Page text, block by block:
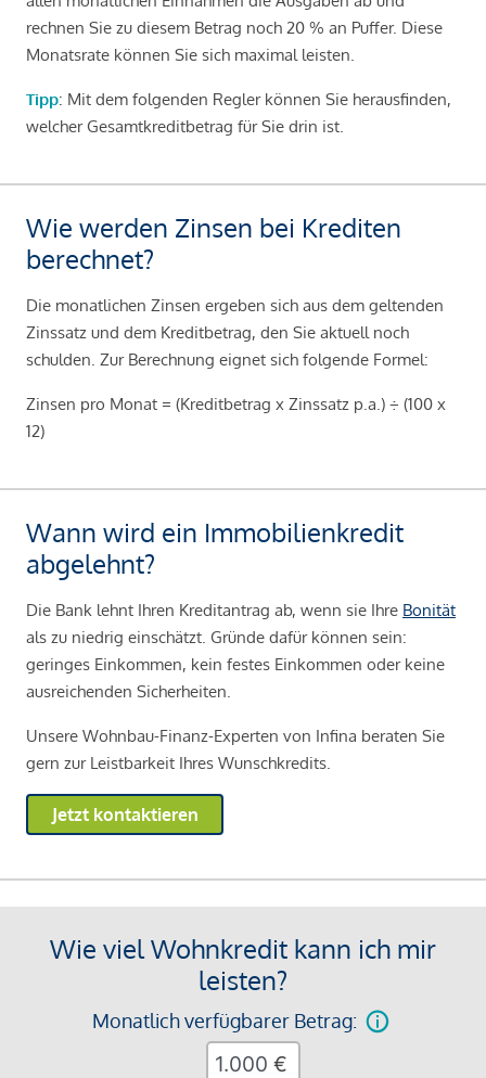
rechnen Sie zu diesem Betrag noch 20 % an Puffer. Diese
Monatsrate können Sie sich maximal leisten.
Tipp: Mit dem folgenden Regler können Sie herausfinden,
welcher Gesamtkreditbetrag für Sie drin ist.
Wie werden Zinsen bei Krediten
berechnet?
Die monatlichen Zinsen ergeben sich aus dem geltenden
Zinssatz und dem Kreditbetrag, den Sie aktuell noch
schulden. Zur Berechnung eignet sich folgende Formel:
Zinsen pro Monat = (Kreditbetrag x Zinssatz p.a.) ÷ (100 x
12)
Wann wird ein Immobilienkredit
abgelehnt?
Die Bank lehnt Ihren Kreditantrag ab, wenn sie Ihre Bonität
als zu niedrig einschätzt. Gründe dafür können sein:
geringes Einkommen, kein festes Einkommen oder keine
ausreichenden Sicherheiten.
Unsere Wohnbau-Finanz-Experten von Infina beraten Sie
gern zur Leistbarkeit Ihres Wunschkredits.
Jetzt kontaktieren
Wie viel Wohnkredit kann ich mir
leisten?
Monatlich verfügbarer Betrag:
€